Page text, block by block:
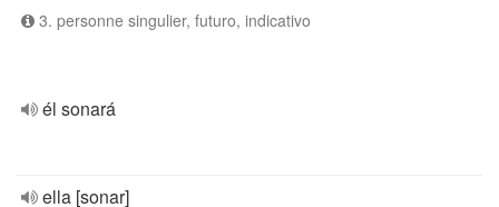
3. personne singulier, futuro, indicativo
él sonará
ella [sonar]